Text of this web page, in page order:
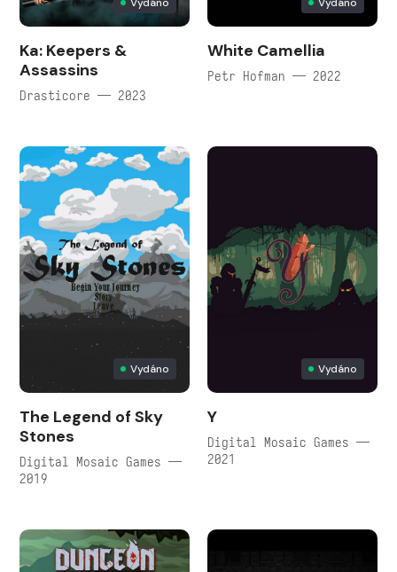
Ka: Keepers &
Assassins
Drasticore — 2023
White Camellia
Petr Hofman — 2022
Vydáno
The Legend of Sky
Stones
Digital Mosaic Games —
2019
Vydáno
Y
Digital Mosaic Games —
2021